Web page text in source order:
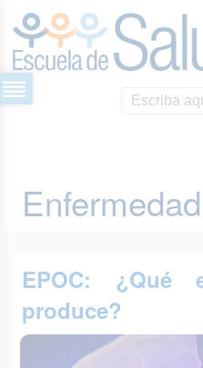
EPOC:
produce?